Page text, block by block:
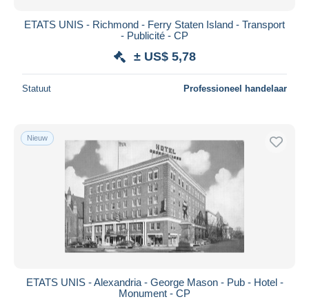
ETATS UNIS - Richmond - Ferry Staten Island - Transport
- Publicité - CP
± US$ 5,78
Statuut Professioneel handelaar
Nieuw
ETATS UNIS - Alexandria - George Mason - Pub - Hotel -
Monument - CP